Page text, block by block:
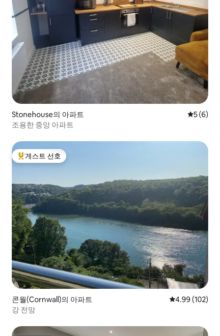
Stonehouse의 아파트 평점 5점
5 (6)
조용한 중앙 아파트
상위 게스트 선호
게스트 선호
콘월(Cornwall)의 아파트 평점 4.99점(5
4.99 (102)
강 전망